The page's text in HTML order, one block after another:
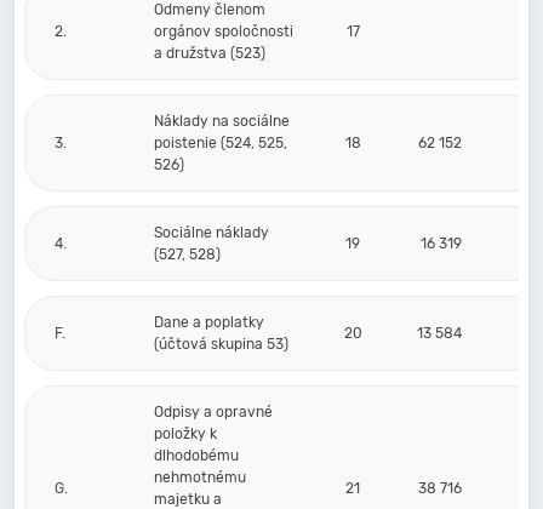
2.
Odmeny členom
orgánov spoločnosti
a družstva (523)
17
3.
Náklady na sociálne
poistenie (524, 525,
526)
18 62 152
4.
Sociálne náklady
(527, 528)
19 16 319
F.
Dane a poplatky
(účtová skupina 53)
20 13 584
G.
Odpisy a opravné
položky k
dlhodobému
nehmotnému
majetku a
21 38 716